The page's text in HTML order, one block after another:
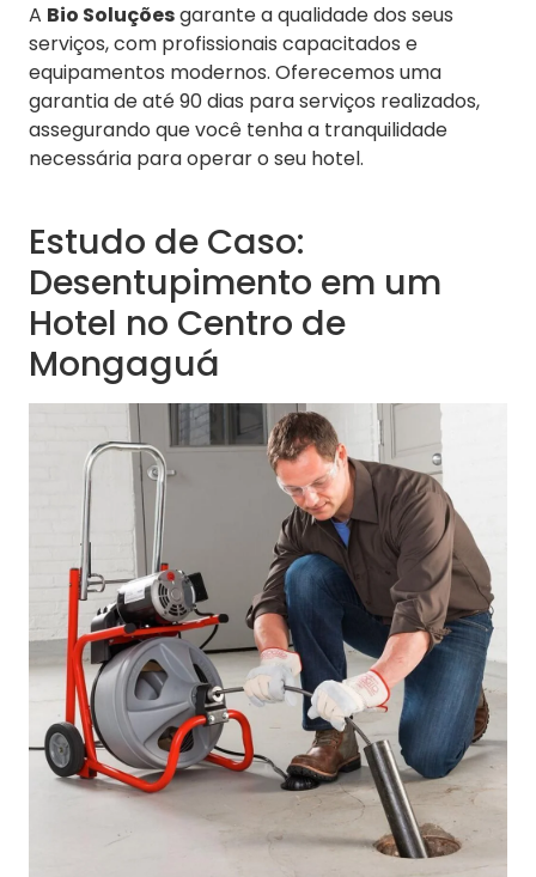
A Bio Soluçõesgarante a qualidade dos seus
serviços, com profissionais capacitados e
equipamentos modernos. Oferecemos uma
garantia de até 90 dias para serviços realizados,
assegurando que você tenha a tranquilidade
necessária para operar o seu hotel.
Estudo de Caso:
Desentupimento em um
Hotel no Centro de
Mongaguá